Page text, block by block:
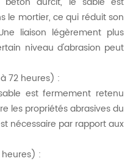
le mortier, ce qui réduit son
liaison légèrement plus
niveau d'abrasion peut
72 heures) :
est fermement retenu
les propriétés abrasives du
nécessaire par rapport aux
: